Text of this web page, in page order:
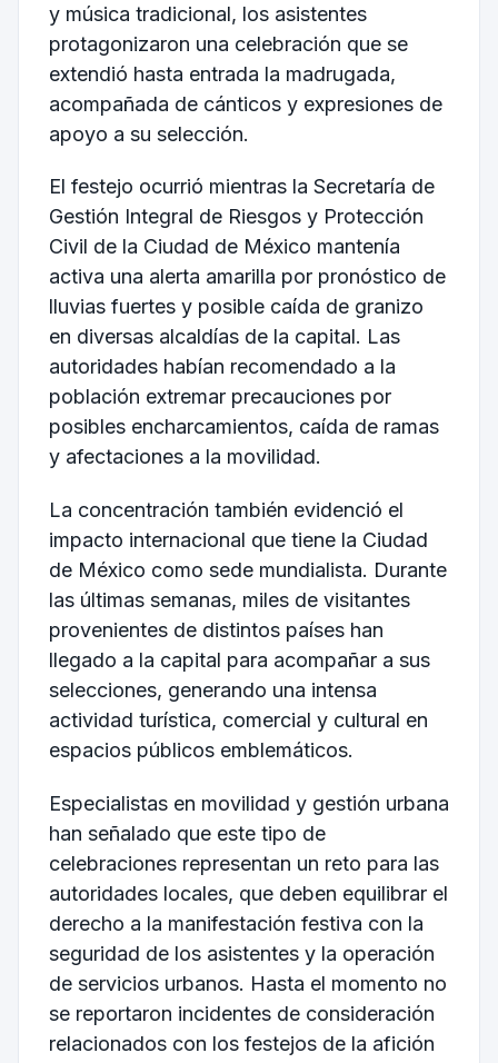
y música tradicional, los asistentes
protagonizaron una celebración que se
extendió hasta entrada la madrugada,
acompañada de cánticos y expresiones de
apoyo a su selección.
El festejo ocurrió mientras la Secretaría de
Gestión Integral de Riesgos y Protección
Civil de la Ciudad de México mantenía
activa una alerta amarilla por pronóstico de
lluvias fuertes y posible caída de granizo
en diversas alcaldías de la capital. Las
autoridades habían recomendado a la
población extremar precauciones por
posibles encharcamientos, caída de ramas
y afectaciones a la movilidad.
La concentración también evidenció el
impacto internacional que tiene la Ciudad
de México como sede mundialista. Durante
las últimas semanas, miles de visitantes
provenientes de distintos países han
llegado a la capital para acompañar a sus
selecciones, generando una intensa
actividad turística, comercial y cultural en
espacios públicos emblemáticos.
Especialistas en movilidad y gestión urbana
han señalado que este tipo de
celebraciones representan un reto para las
autoridades locales, que deben equilibrar el
derecho a la manifestación festiva con la
seguridad de los asistentes y la operación
de servicios urbanos. Hasta el momento no
se reportaron incidentes de consideración
relacionados con los festejos de la afición